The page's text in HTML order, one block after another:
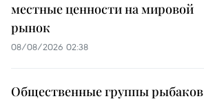
местные ценности на мировой
рынок
08/08/2026 02:38
Общественные группы рыбаков